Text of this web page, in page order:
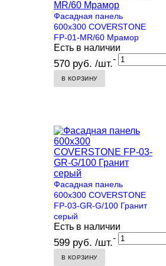
Фасадная панель
600х300 COVERSTONE
FP-01-MR/60 Мрамор
Есть в наличии
570 руб. /шт.-
В КОРЗИНУ
Фасадная панель
600х300 COVERSTONE
FP-03-GR-G/100 Гранит
серый
Есть в наличии
599 руб. /шт.-
В КОРЗИНУ